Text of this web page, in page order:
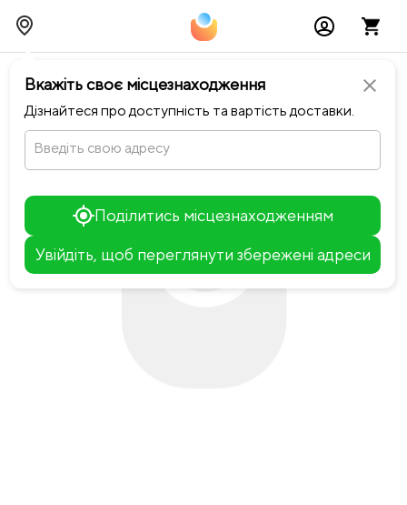
close
Вкажіть своє місцезнаходження
Дізнайтеся про доступність та вартість доставки.
Введіть свою адресу
Поділитись місцезнаходженням
Увійдіть, щоб переглянути збережені адреси
chevron_leftПовернутися до SpeakEasy